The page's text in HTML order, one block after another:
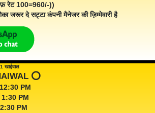
रेट 100=960/-))
जरूर दे सट्टा कंपनी मैनेजर की ज़िम्मेवारी है
खाईवाल
⭕️
12:30 PM
1:30 PM
PM